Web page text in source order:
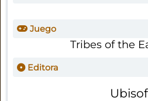
Juego
Tribes of the
Editora